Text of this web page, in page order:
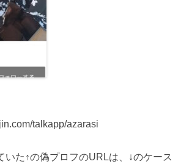
talkapp/azarasi
いた↑の偽プロフのURLは、↓のケース